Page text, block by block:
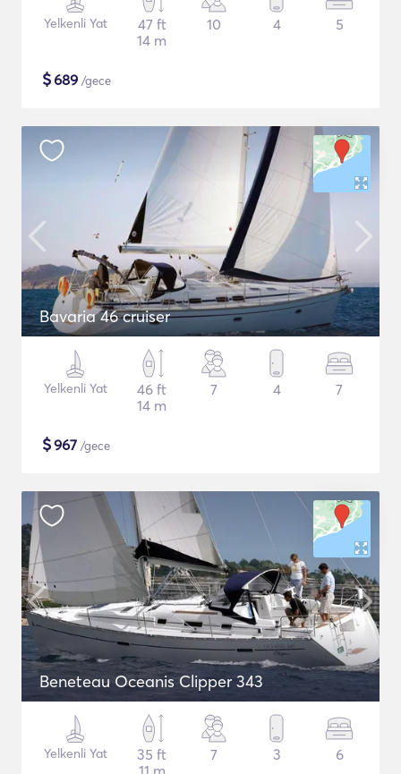
Yelkenli Yat
47 ft
14 m
10 4 5
$689 /gece
Bavaria 46 cruiser
Yelkenli Yat
46 ft
14 m
7 4 7
$967 /gece
Beneteau Oceanis Clipper 343
Yelkenli Yat
35 ft
11 m
7 3 6